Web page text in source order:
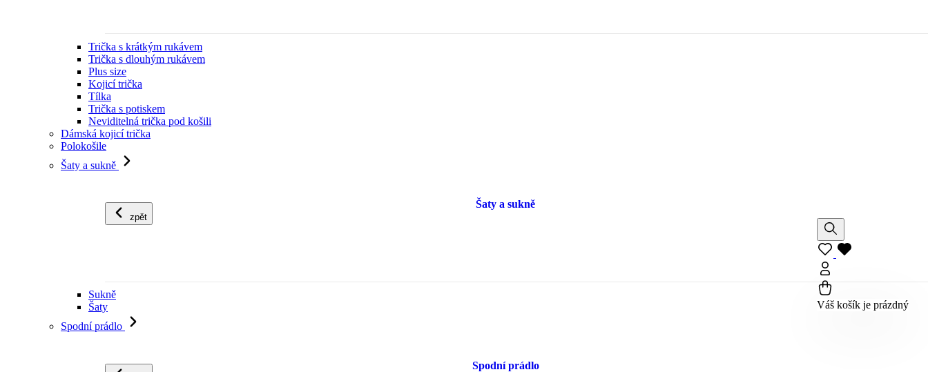
Trička s krátkým rukávem
Trička s dlouhým rukávem
Plus size
Kojicí trička
Tílka
Trička s potiskem
Neviditelná trička pod košili
Dámská kojicí trička
Polokošile
Šaty a sukně
zpět
Šaty a sukně
Sukně
Šaty
Spodní prádlo
Spodní prádlo
Váš košík je prázdný